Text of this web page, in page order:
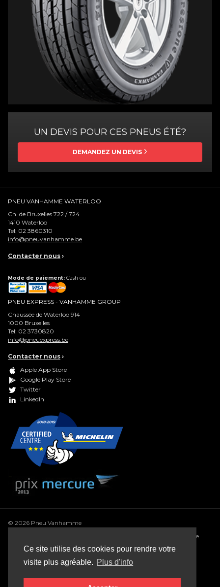
Ce site utilise des cookies pour rendre votre
visite plus agréable. Plus d'info
UN DEVIS POUR CES PNEUS ÉTÉ?
DEMANDEZ UN DEVIS
PNEU VANHAMME WATERLOO
Ch. de Bruxelles 722 / 724
1410 Waterloo
Tel: 02 3860310
info@pneuvanhamme.be
Contacter nous ›
Mode de paiement: Cash ou
PNEU EXPRESS - VANHAMME GROUP
Chaussée de Waterloo 914
1000 Bruxelles
Tel: 02 3730820
info@pneuexpress.be
Contacter nous ›
Apple App Store
Google Play Store
Twitter
LinkedIn
© 2026 Pneu Vanhamme
Politique
de cookie
• Conditions générales de vente
Sitemap
Webdesign: Robarov